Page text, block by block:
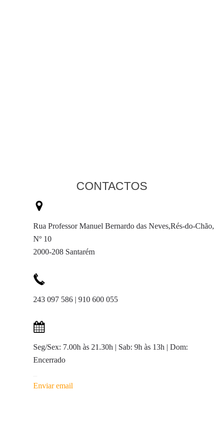
CONTACTOS
Rua Professor Manuel Bernardo das Neves,Rés-do-Chão,
Nº 10
2000-208 Santarém
243 097 586 | 910 600 055
Seg/Sex: 7.00h às 21.30h | Sab: 9h às 13h | Dom:
Encerrado
Enviar email